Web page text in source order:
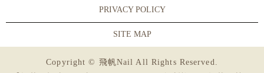
PRIVACY POLICY
SITE MAP
Copyright © 飛帆Nail All Rights Reserved.